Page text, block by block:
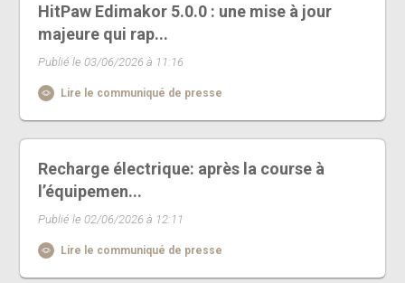
HitPaw Edimakor 5.0.0 : une mise à jour
majeure qui rap...
Publié le 03/06/2026 à 11:16
Lire le communiqué de presse
Recharge électrique: après la course à
l’équipemen...
Publié le 02/06/2026 à 12:11
Lire le communiqué de presse